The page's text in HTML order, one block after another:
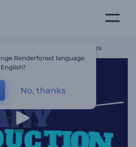
De Tipografía Movediza
Renderforest language
No, thanks